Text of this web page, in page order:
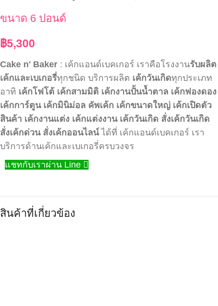
ขนาด 6 ปอนด์
฿5,300
Cake n' Baker : เค้กแอนด์เบคเกอร์ เราคือโรงงานรับผลิต
เค้กและเบเกอรี่ทุกชนิด บริการผลิต เค้กวันเกิดทุกประเภท
อาทิ เค้กโฟโต้ เค้กสามมิติ เค้กงานปั้นน้ำตาล เค้กฟองดอง
เค้กการ์ตูน เค้กมินิม่อล คัพเค้ก เค้กขนาดใหญ่ เค้กเปิดตัว
สินค้า เค้กงานแต่ง เค้กแต่งงาน เค้กวันเกิด สั่งเค้กวันเกิด
สั่งเค้กด่วน สั่งเค้กออนไลน์ได้ที่ เค้กแอนด์เบคเกอร์ เรา
บริการด้านเค้กและเบเกอรี่ครบวงจร
แชทกับเราผ่าน Line
สินค้าที่เกี่ยวข้อง